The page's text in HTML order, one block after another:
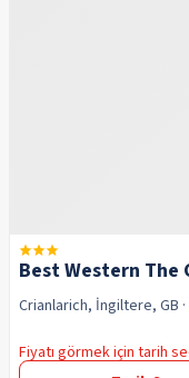
Best Western
Crianlarich, İngiltere, GB
Fiyatı görmek için tarih